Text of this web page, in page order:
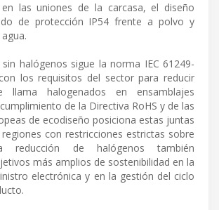
las uniones de la carcasa, el diseño
de protección IP54 frente a polvo y
halógenos sigue la norma IEC 61249-
los requisitos del sector para reducir
llama halogenados en ensamblajes
de la Directiva RoHS y de las
de ecodiseño posiciona estas juntas
con restricciones estrictas sobre
reducción de halógenos también
más amplios de sostenibilidad en la
electrónica y en la gestión del ciclo